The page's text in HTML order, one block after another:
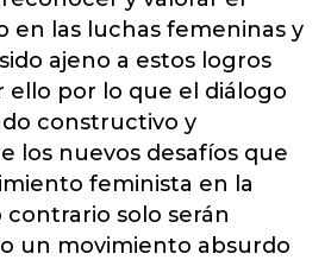
en las luchas femeninas y
ajeno a estos logros
ello por lo que el diálogo
constructivo y
los nuevos desafíos que
feminista en la
contrario solo serán
un movimiento absurdo